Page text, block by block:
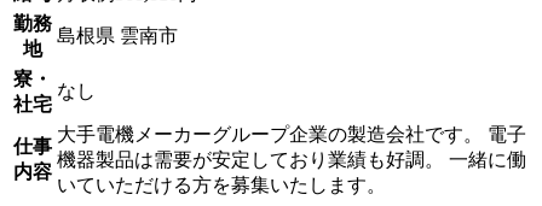
勤務
地
島根県 雲南市
寮・
社宅
なし
仕事
内容
大手電機メーカーグループ企業の製造会社です。 電子
機器製品は需要が安定しており業績も好調。 一緒に働
いていただける方を募集いたします。